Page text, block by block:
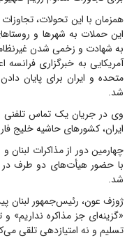
همزمان با این تحولات،
این حملات به شهرها و
به شهادت و زخمی شدن
آمریکایی به خبرگزاری فرانسه
متحده و ایران برای پایان
شد.
وی در جریان یک تماس تلفنی
ایران، کشورهای حاشیه خلیج
با حضور هیأت‌های دو طرف در
شد.
ژوزف عون، رئیس‌جمهور لبنان
«گزینه‌ای جز مذاکره نداریم»
تسلیم و نه امتیازدهی تلقی